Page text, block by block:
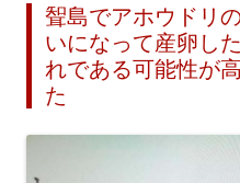
聟島でアホウドリ
いになって産卵し
れである可能性が
た